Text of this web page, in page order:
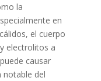
la
en
el cuerpo
electrolitos a
causar
notable del